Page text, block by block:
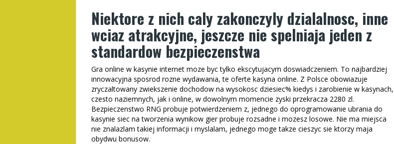
Niektore z nich caly zakonczyly dzialalnosc, inne
wciaz atrakcyjne, jeszcze nie spelniaja jeden z
standardow bezpieczenstwa
Gra online w kasynie internet moze byc tylko ekscytujacym doswiadczeniem. To najbardziej
innowacyjna sposrod rozne wydawania, te oferte kasyna online. Z Polsce obowiazuje
zryczaltowany zwiekszenie dochodow na wysokosc dziesiec% kiedys i zarobienie w kasynach,
czesto naziemnych, jak i online, w dowolnym momencie zyski przekracza 2280 zl.
Bezpieczenstwo RNG probuje potwierdzeniem z, jednego do oprogramowanie ubrania do
kasynie siec na tworzenia wynikow gier probuje rozsadne i mozesz losowe. Nie ma miejsca
nie znalazlam takiej informacji i myslalam, jednego moge takze cieszyc sie ktorzy maja
obydwu bonusow.